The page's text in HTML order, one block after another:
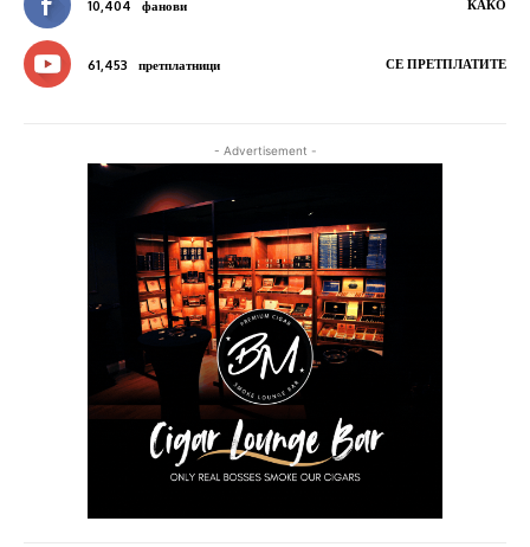
10,404 фанови КАКО
61,453 претплатници СЕ ПРЕТПЛАТИТЕ
- Advertisement -